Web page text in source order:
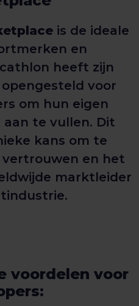
is de ideale
en
heeft zijn
voor
om hun eigen
te vullen. Dit
kans om te
en het
marktleider
voordelen voor